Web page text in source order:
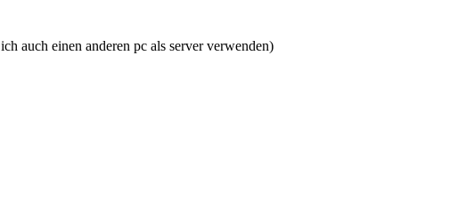
auch einen anderen pc als server verwenden)